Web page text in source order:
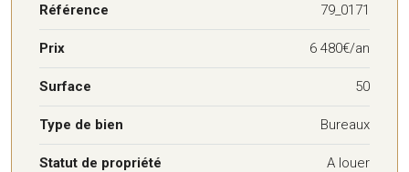
Référence 79_0171
Prix 6 480€/an
Surface 50
Type de bien Bureaux
Statut de propriété A louer